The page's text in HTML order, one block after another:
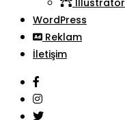
Illustrator
WordPress
Reklam
İletişim